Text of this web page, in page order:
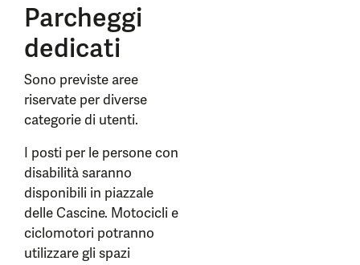
Parcheggi
dedicati
Sono previste aree
riservate per diverse
categorie di utenti.
I posti per le persone con
disabilità saranno
disponibili in piazzale
delle Cascine. Motocicli e
ciclomotori potranno
utilizzare gli spazi